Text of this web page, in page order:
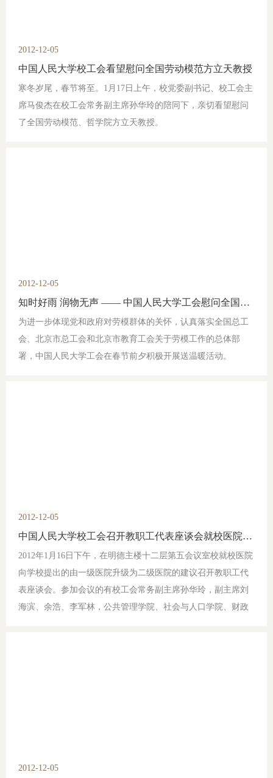
2012-12-05
中国人民大学校工会看望慰问全国劳动模范方立天教授
寒冬岁尾，春节将至。1月17日上午，校党委副书记、校工会主
席马俊杰在校工会常务副主席孙华玲的陪同下，亲切看望慰问
了全国劳动模范、哲学院方立天教授。
2012-12-05
知时好雨 润物无声 —— 中国人民大学工会慰问全国劳动模范、人大附中校长刘彭芝同志
为进一步体现党和政府对劳模群体的关怀，认真落实全国总工
会、北京市总工会和北京市教育工会关于劳模工作的总体部
署，中国人民大学工会在春节前夕积极开展送温暖活动。
2012-12-05
中国人民大学校工会召开教职工代表座谈会就校医院升级问题征求大家意见
2012年1月16日下午，在明德主楼十二层第五会议室校就校医院
向学校提出的由一级医院升级为二级医院的建议召开教职工代
表座谈会。参加会议的有校工会常务副主席孙华玲，副主席刘
海滨、余浩、李军林，公共管理学院、社会与人口学院、财政
2012-12-05